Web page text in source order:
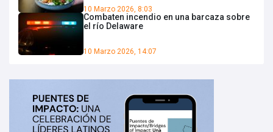
10 Marzo 2026, 8:03
Combaten incendio en una barcaza sobre
el río Delaware
10 Marzo 2026, 14:07